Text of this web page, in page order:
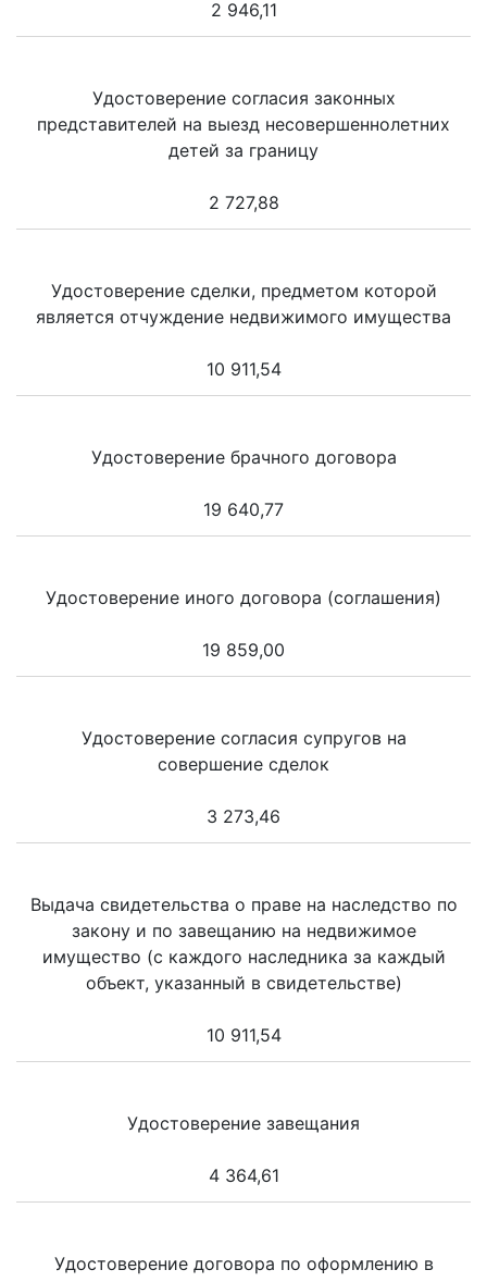
2 946,11
Удостоверение согласия законных
представителей на выезд несовершеннолетних
детей за границу
2 727,88
Удостоверение сделки, предметом которой
является отчуждение недвижимого имущества
10 911,54
Удостоверение брачного договора
19 640,77
Удостоверение иного договора (соглашения)
19 859,00
Удостоверение согласия супругов на
совершение сделок
3 273,46
Выдача свидетельства о праве на наследство по
закону и по завещанию на недвижимое
имущество (с каждого наследника за каждый
объект, указанный в свидетельстве)
10 911,54
Удостоверение завещания
4 364,61
Удостоверение договора по оформлению в